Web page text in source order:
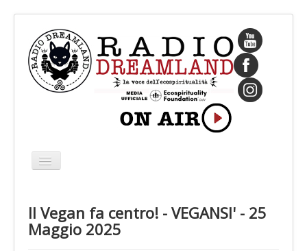
Cambia
navigazione
CHI SIAMO
IL FONDATORE
Il Vegan fa centro! - VEGANSI' - 25
Maggio 2025